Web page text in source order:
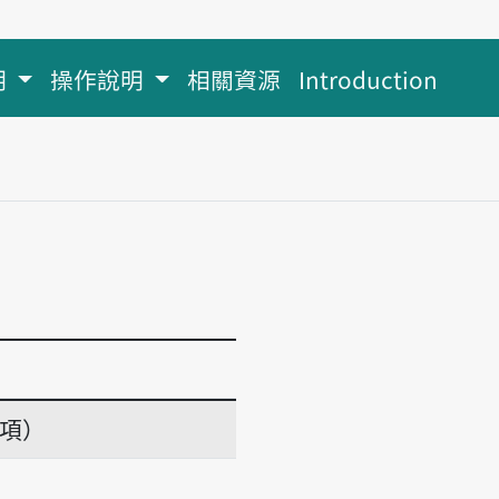
操作說明 相關資源 Introduction
）